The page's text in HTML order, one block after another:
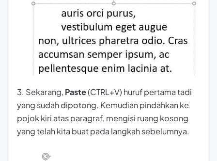
3. Sekarang, Paste(CTRL+V) huruf pertama tadi
yang sudah dipotong. Kemudian pindahkan ke
pojok kiri atas paragraf, mengisi ruang kosong
yang telah kita buat pada langkah sebelumnya.